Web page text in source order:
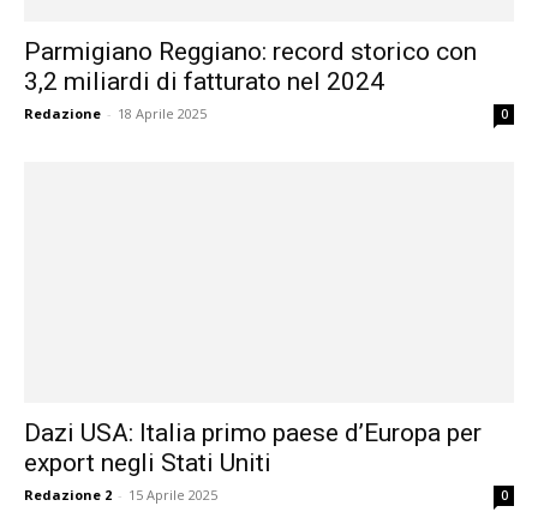
Parmigiano Reggiano: record storico con
3,2 miliardi di fatturato nel 2024
Redazione - 18 Aprile 2025 0
Dazi USA: Italia primo paese d’Europa per
export negli Stati Uniti
Redazione 2 - 15 Aprile 2025 0